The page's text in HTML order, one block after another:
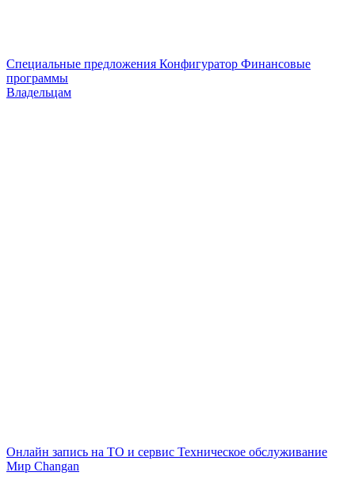
Специальные предложения Конфигуратор Финансовые
программы
Владельцам
Онлайн запись на ТО и сервис Техническое обслуживание
Мир Changan